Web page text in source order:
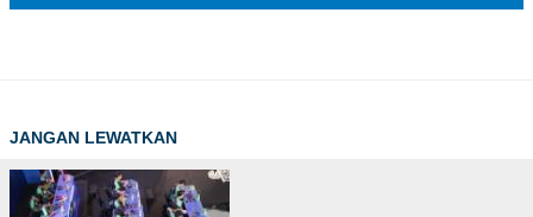
JANGAN LEWATKAN